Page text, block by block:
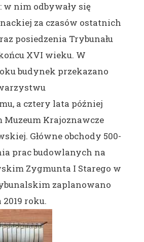
nim odbywały się
za czasów ostatnich
posiedzenia Trybunału
XVI wieku. W
budynek przekazano
a cztery lata później
Krajoznawcze
Główne obchody 500-
prac budowlanych na
Zygmunta I Starego w
zaplanowano
roku.